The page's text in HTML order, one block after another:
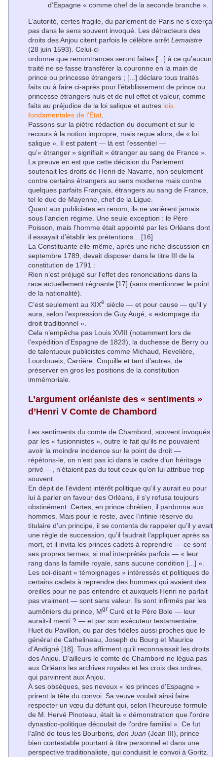
d’Espagne « comme chef de la seconde branche ».
L’autorité, certes fragile, du parlement de Paris ne s’exerça
pas dans le sens souvent invoqué. Les détracteurs des
droits des Anjou citent parfois le célèbre arrêt Lemaistre
(28 juin 1593). Celui-ci
ordonne que remontrances seront faites [...] à ce qu’aucun
traité ne se fasse transférer la couronne en la main de
prince ou princesse étrangers ; [...] déclare tous traités
faits ou à faire ci-après pour l’établissement de prince ou
princesse étrangers nuls et de nul effet et valeur, comme
faits au préjudice de la loi salique et autres lois
fondamentales de l’État
Passons sur la piètre rédaction du document et sur le
recours à la notion impropre, mais reçue alors, de « loi
salique ». Il est patent — là est l’essentiel —
qu’« étranger » signifiait « étranger au sang de France ».
La preuve en est que cette décision du Parlement
soutenait les droits de Henri de Navarre, non seulement
contre certains étrangers au sens moderne mais contre
quelques parfaits Français, étrangers au sang de France,
tel le duc de Mayenne, chef de la Ligue.
Quant aux publicistes en renom, ils ne varièrent jamais
sous l’ancien régime. Une seule exception : le Père
Poisson, mais l’homme était appointé par les Orléans dont
il essayait d’établir les prétentions...
[16]
La Constituante elle-même, après une riche discussion en
septembre 1789, devait disposer dans le titre III de la
constitution de 1791 :
Rien n’est préjugé sur l’effet des renonciations dans la
race actuellement régnante [17] (sans mentionner le point
de la nationalité).
C’est seulement au XIXe siècle — et pour cause — qu’il y
aura, selon l’expression de Guy Augé, « estompage du
droit traditionnel ».
Cela n’empêcha pas Louis XVIII (notamment lors de
l’expédition d’Espagne de 1823), la duchesse de Berry ou
de talentueux publicistes comme Michaud, Revelière,
Lourdoueix, Carrière, Coquille et tant d’autres, de
préserver en gros les positions de la constitution
immémoriale.
L’argument orléaniste des « sentiments »
d’Henri V Comte de Chambord
Les sentiments du comte de Chambord, souvent invoqués
par les « fusionnistes », outre le fait qu’ils ne pouvaient
avoir la moindre incidence sur le point de droit —
répétons-le, on n’est pas ici dans le cadre d’un héritage
privé —, n’étaient pas du tout ceux qu’on lui attribue trop
souvent.
En dépit de l’évident intérêt politique qu’il y aurait eu pour
lui à parler en faveur des Orléans, il s’y refusa toujours
obstinément. Certes, en prince chrétien, il pardonna aux
hommes. Mais pour le reste, avec l’infinie réserve du
titulaire d’un principe, il se contenta de rappeler qu’il y avait
une règle de succession, qu’il faudrait l’appliquer après sa
mort, et il invita les princes cadets à reprendre — ce sont
ses propres termes, si mal interprétés parfois — « leur
rang dans la famille royale, sans aucune condition [...] ».
Les soi-disant « témoignages » intéressés et politiques de
certains cadets à reprendre des hommes qui avaient des
oreilles pour ne pas entendre et auxquels Henri ne parlait
pas vraiment — sont sans valeur. Ils sont infirmés par les
aumôniers du prince, Mgr Curé et le Père Bole — leur
aurait-il menti ? — et par son exécuteur testamentaire,
Huet du Pavillon, ou par des fidèles aussi proches que le
général de Cathelineau, Joseph du Bourg et Maurice
d’Andigné [18]. Tous affirment qu’il reconnaissait les droits
des Anjou. D’ailleurs le comte de Chambord ne légua pas
aux Orléans les archives royales et les croix des ordres,
qui parvinrent aux Anjou.
À ses obsèques, ses neveux « les princes d’Espagne »
prirent la tête du convoi. Sa veuve voulait ainsi faire
respecter un vœu du défunt qui, selon l’heureuse formule
de M. Hervé Pinoteau, était la « démonstration que l’ordre
dynastico-politique découlait de l’ordre familial ». Ce fut
l’aîné de tous les Bourbons, don Juan (Jean III), prince
bien contestable pourtant à titre personnel et dans une
perspective traditionaliste, qui conduisit le convoi à Goritz.